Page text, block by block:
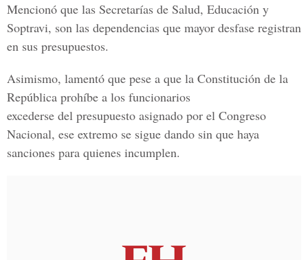
Mencionó que las Secretarías de Salud, Educación y
Soptravi, son las dependencias que mayor desfase registran
en sus presupuestos.
Asimismo, lamentó que pese a que la Constitución de la
República prohíbe a los funcionarios
excederse del presupuesto asignado por el Congreso
Nacional, ese extremo se sigue dando sin que haya
sanciones para quienes incumplen.